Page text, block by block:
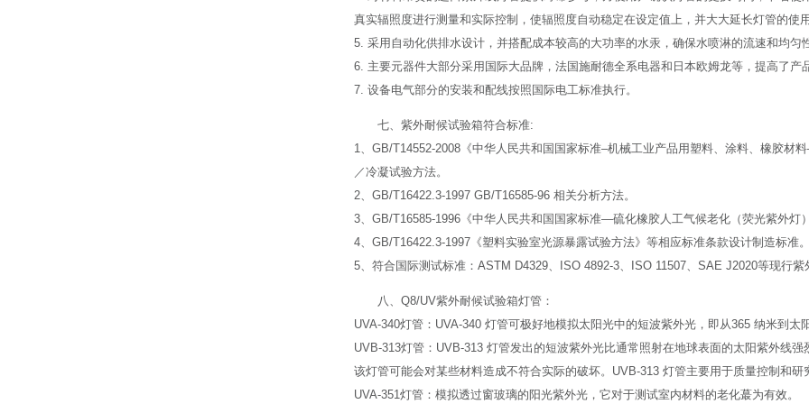
真实辐照度进行测量和实际控制，使辐照度自动稳定在设定值上，并大大延长灯管的使
5. 采用自动化供排水设计，并搭配成本较高的大功率的水汞，确保水喷淋的流速和均匀
6. 主要元器件大部分采用国际大品牌，法国施耐德全系电器和日本欧姆龙等，提高了产
7. 设备电气部分的安装和配线按照国际电工标准执行。
七、紫外耐候试验箱符合标准:
1、GB/T14552-2008《中华人民共和国国家标准–机械工业产品用塑料、涂料、橡胶材
／冷凝试验方法。
2、GB/T16422.3-1997 GB/T16585-96 相关分析方法。
3、GB/T16585-1996《中华人民共和国国家标准—硫化橡胶人工气候老化（荧光紫外灯
4、GB/T16422.3-1997《塑料实验室光源暴露试验方法》等相应标准条款设计制造标准
5、符合国际测试标准：ASTM D4329、ISO 4892-3、ISO 11507、SAE J2020等现行
八、Q8/UV紫外耐候试验箱灯管：
UVA-340灯管：UVA-340 灯管可极好地模拟太阳光中的短波紫外光，即从365 纳米到太
UVB-313灯管：UVB-313 灯管发出的短波紫外光比通常照射在地球表面的太阳紫外线
该灯管可能会对某些材料造成不符合实际的破坏。UVB-313 灯管主要用于质量控制和
UVA-351灯管：模拟透过窗玻璃的阳光紫外光，它对于测试室内材料的老化蕞为有效。